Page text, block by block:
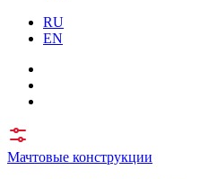
RU
EN
Мачтовые конструкции